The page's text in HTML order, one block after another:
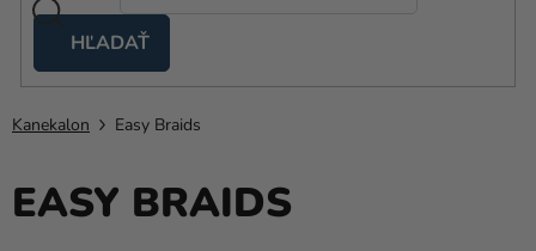
HĽADAŤ
stany
Kanekalon
Hélium
a
Kanekalon Easy Braids
EASY BRAIDS